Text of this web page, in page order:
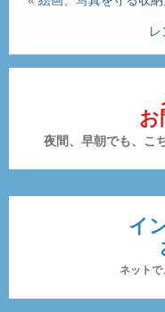
お
夜間、早朝でも、こ
イ
ネット